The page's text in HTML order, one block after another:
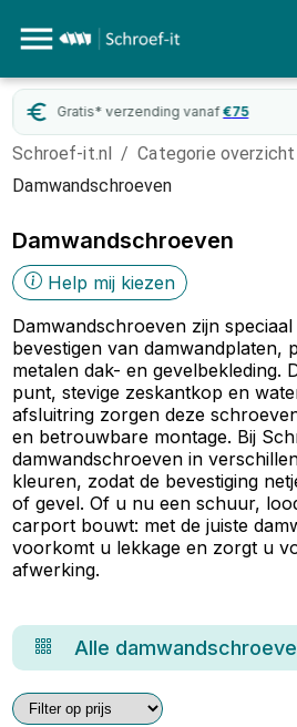
Schroef-it.nl / Categorie overzicht
Damwandschroeven
Damwandschroeven
Help mij kiezen
Damwandschroeven zijn
bevestigen van damwandplaten,
metalen dak- en gevelbekleding.
punt, stevige zeskantkop en
afsluitring zorgen deze
en betrouwbare montage. Bij
damwandschroeven in
kleuren, zodat de bevestiging
of gevel. Of u nu een schuur,
carport bouwt: met de juiste
voorkomt u lekkage en zorgt u
afwerking.
Alle